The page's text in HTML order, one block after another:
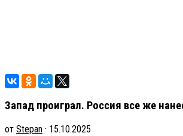
Запад проиграл. Россия все же
от Stepan · 15.10.2025